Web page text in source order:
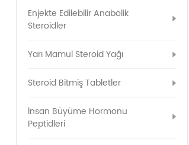
Enjekte Edilebilir Anabolik
Steroidler
Yarı Mamul Steroid Yağı
Steroid Bitmiş Tabletler
İnsan Büyüme Hormonu
Peptidleri